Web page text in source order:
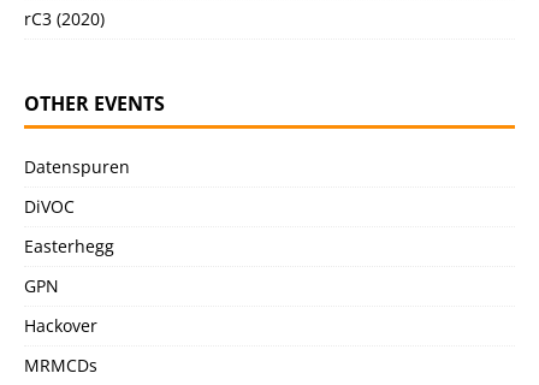
rC3 (2020)
OTHER EVENTS
Datenspuren
DiVOC
Easterhegg
GPN
Hackover
MRMCDs